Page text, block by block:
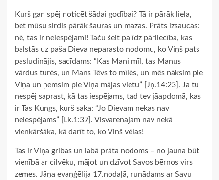
Kurš gan spēj noticēt šādai godībai? Tā ir pārāk liela,
bet mūsu sirdis pārāk šauras un mazas. Prāts izsaucas:
nē, tas ir neiespējami! Taču šeit palīdz pārliecība, kas
balstās uz paša Dieva neparasto nodomu, ko Viņš pats
pasludinājis, sacīdams: “Kas Mani mīl, tas Manus
vārdus turēs, un Mans Tēvs to mīlēs, un mēs nāksim pie
Viņa un ņemsim pie Viņa mājas vietu” [Jņ.14:23]. Ja tu
nespēj saprast, kā tas iespējams, tad tev jāapdomā, kas
ir Tas Kungs, kurš saka: “Jo Dievam nekas nav
neiespējams” [Lk.1:37]. Visvarenajam nav nekā
vienkāršāka, kā darīt to, ko Viņš vēlas!
Tas ir Viņa gribas un labā prāta nodoms – no jauna būt
vienībā ar cilvēku, mājot un dzīvot Savos bērnos virs
zemes. Jāņa evaņģēlija 17.nodaļā, runādams ar Savu